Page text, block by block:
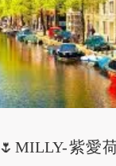
🌷MILLY-紫愛